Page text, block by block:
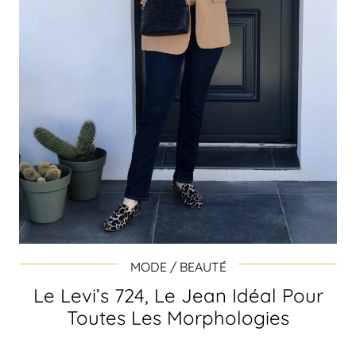
MODE / BEAUTÉ
Le Levi’s 724, Le Jean Idéal Pour
Toutes Les Morphologies